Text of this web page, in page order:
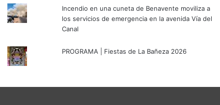
Incendio en una cuneta de Benavente moviliza a
los servicios de emergencia en la avenida Vía del
Canal
PROGRAMA | Fiestas de La Bañeza 2026